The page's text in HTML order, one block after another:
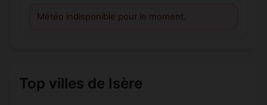
Météo indisponible pour le moment.
Top villes de Isère